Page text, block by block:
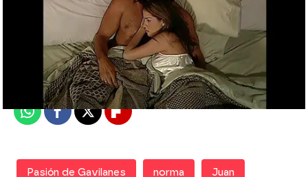
Madrid
Publicado:09 de octubre de 2017, 22:05
WhatsappFacebook
X Flipboard
Pasión de Gavilanes norma Juan